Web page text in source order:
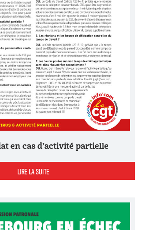
en cas d’activité partielle
LIRE LA SUITE